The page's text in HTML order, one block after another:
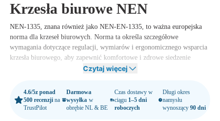
Krzesła biurowe NEN
NEN-1335, znana również jako NEN-EN-1335, to ważna europejska
norma dla krzeseł biurowych. Norma ta określa szczegółowe
wymagania dotyczące regulacji, wymiarów i ergonomicznego wsparcia
krzesła biurowego, aby zapewnić komfortowe i zdrowe siedzenie
możesz liczyć na krzesło, które jest regulowane na wysokość, ma
odpowiednią głębokość siedziska oraz zapewnia dobre wsparcie dla
Czytaj więcej
4.6/5z ponad
500 recenzji na
TrustPilot
Darmowa
wysyłka w
obrębie NL & BE
Czas dostawy w
ciągu 1–5 dni
roboczych
Długi okres
namysłu
wynoszący90 dni